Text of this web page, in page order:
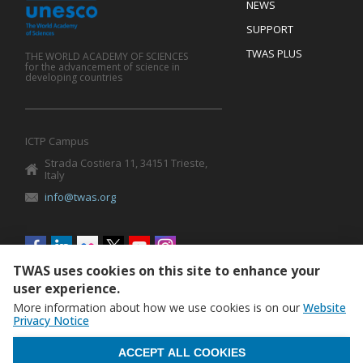
Footer
NEWS
SUPPORT
TWAS PLUS
THE WORLD ACADEMY OF SCIENCES
for the advancement of science in
developing countries
ICTP Campus
Strada Costiera 11, 34151 Trieste,
Italy
info@twas.org
Social
menu
TWAS uses cookies on this site to enhance your
user experience.
More information about how we use cookies is on our Website
Privacy Notice
ACCEPT ALL COOKIES
WITHDRAW CONSENT